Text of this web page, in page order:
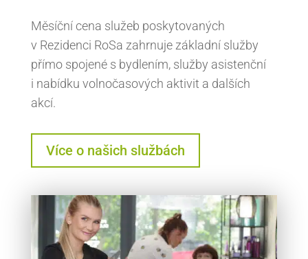
Měsíční cena služeb poskytovaných
v Rezidenci RoSa zahrnuje základní služby
přímo spojené s bydlením, služby asistenční
i nabídku volnočasových aktivit a dalších
akcí.
Více o našich službách